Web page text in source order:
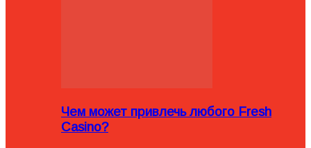
Чем может привлечь любого Fresh
Casino?